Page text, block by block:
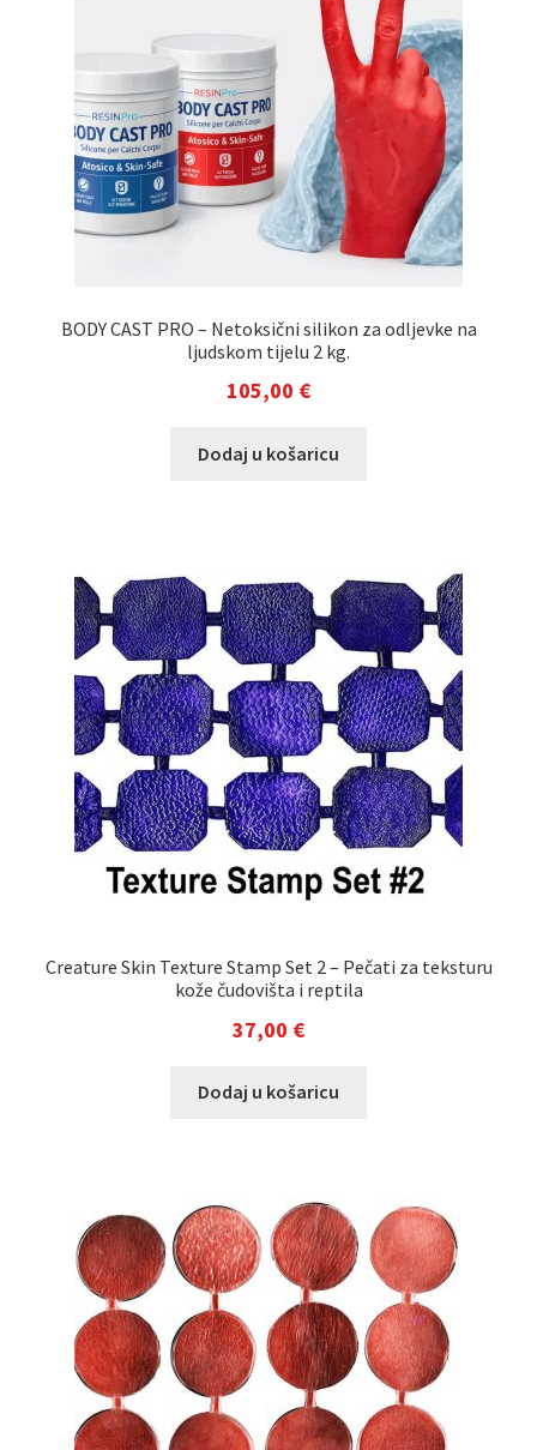
BODY CAST PRO – Netoksični silikon za odljevke na
ljudskom tijelu 2 kg.
105,00 €
Dodaj u košaricu
Creature Skin Texture Stamp Set 2 – Pečati za teksturu
kože čudovišta i reptila
37,00 €
Dodaj u košaricu